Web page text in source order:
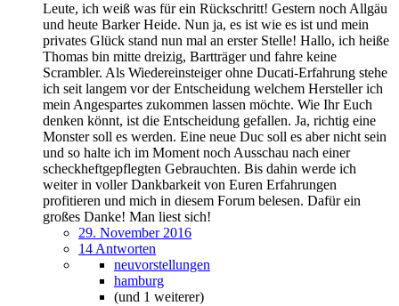
Leute, ich weiß was für ein Rückschritt! Gestern noch Allgäu
und heute Barker Heide. Nun ja, es ist wie es ist und mein
privates Glück stand nun mal an erster Stelle! Hallo, ich heiße
Thomas bin mitte dreizig, Bartträger und fahre keine
Scrambler. Als Wiedereinsteiger ohne Ducati-Erfahrung stehe
ich seit langem vor der Entscheidung welchem Hersteller ich
mein Angespartes zukommen lassen möchte. Wie Ihr Euch
denken könnt, ist die Entscheidung gefallen. Ja, richtig eine
Monster soll es werden. Eine neue Duc soll es aber nicht sein
und so halte ich im Moment noch Ausschau nach einer
scheckheftgepflegten Gebrauchten. Bis dahin werde ich
weiter in voller Dankbarkeit von Euren Erfahrungen
profitieren und mich in diesem Forum belesen. Dafür ein
großes Danke! Man liest sich!
29. November 2016
14 Antworten
neuvorstellungen
hamburg
(und 1 weiterer)